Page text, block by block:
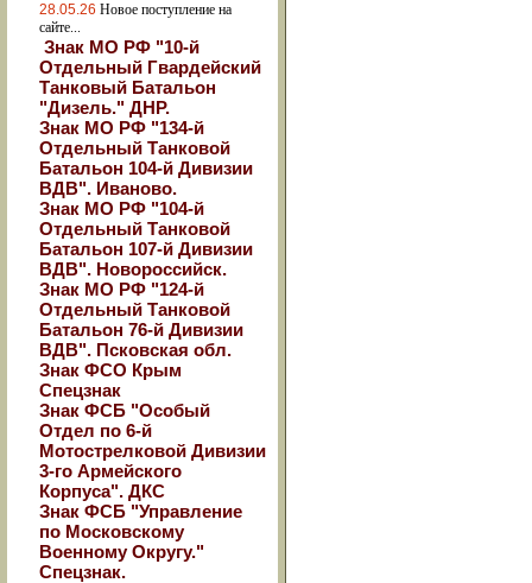
28.05.26 Новое поступление на
сайте...
Знак МО РФ "10-й
Отдельный Гвардейский
Танковый Батальон
"Дизель." ДНР.
Знак МО РФ "134-й
Отдельный Танковой
Батальон 104-й Дивизии
ВДВ". Иваново.
Знак МО РФ "104-й
Отдельный Танковой
Батальон 107-й Дивизии
ВДВ". Новороссийск.
Знак МО РФ "124-й
Отдельный Танковой
Батальон 76-й Дивизии
ВДВ". Псковская обл.
Знак ФСО Крым
Спецзнак
Знак ФСБ "Особый
Отдел по 6-й
Мотострелковой Дивизии
3-го Армейского
Корпуса". ДКС
Знак ФСБ "Управление
по Московскому
Военному Округу."
Спецзнак.